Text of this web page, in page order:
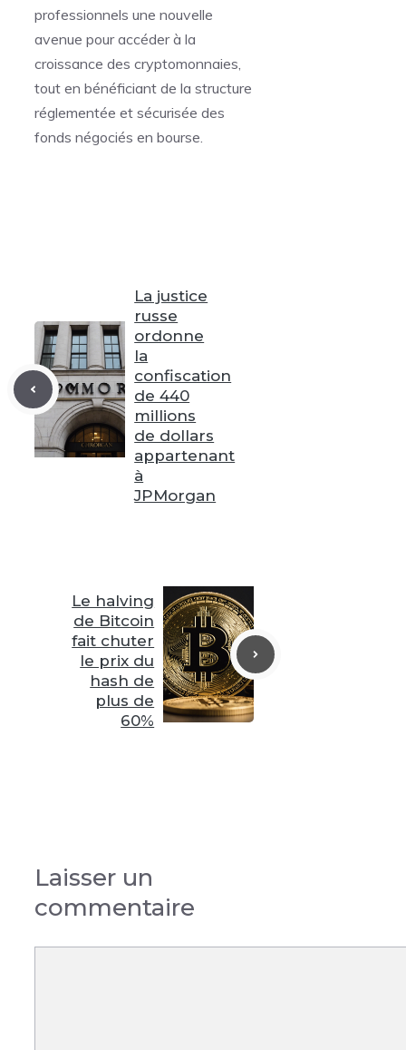
professionnels une nouvelle
avenue pour accéder à la
croissance des cryptomonnaies,
tout en bénéficiant de la structure
réglementée et sécurisée des
fonds négociés en bourse.
La justice
russe
ordonne
la
confiscation
de 440
millions
de dollars
appartenant
à
JPMorgan
Le halving
de Bitcoin
fait chuter
le prix du
hash de
plus de
60%
Laisser un
commentaire